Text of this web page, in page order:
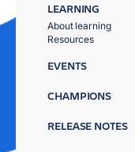
LEARNING
About learning
Resources
EVENTS
CHAMPIONS
RELEASE NOTES